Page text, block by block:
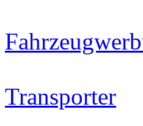
Transporter